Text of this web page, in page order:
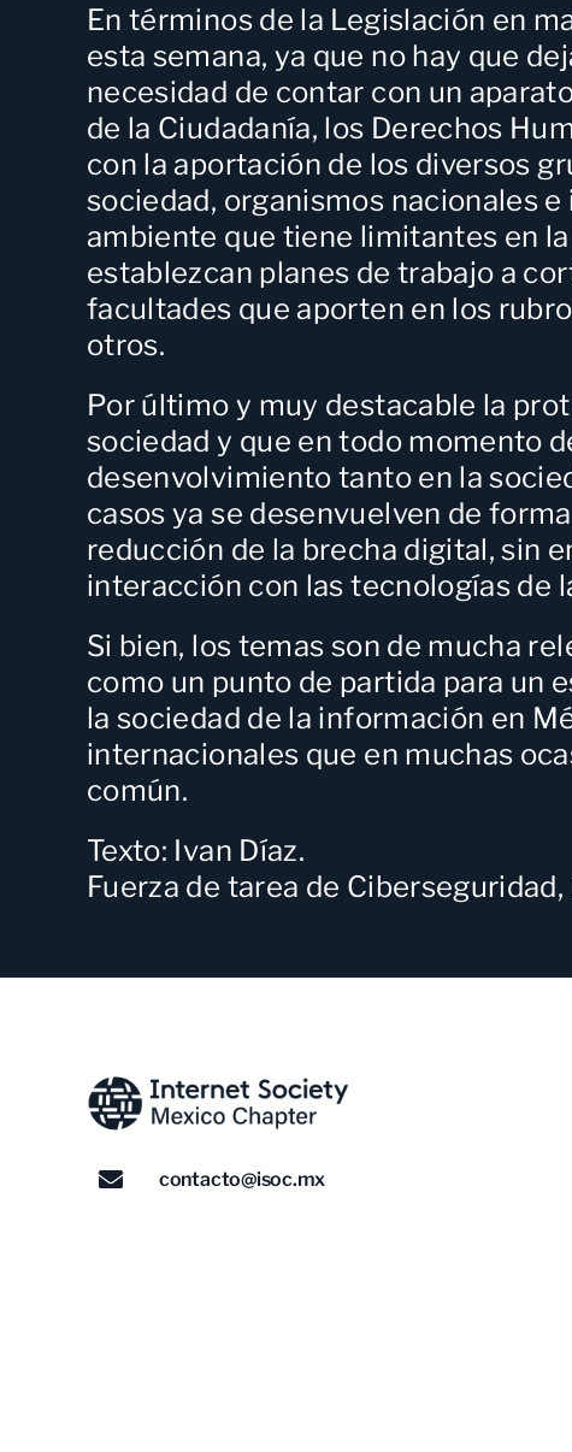
En términos de la Legislación en
esta semana, ya que no hay que
necesidad de contar con un
de la Ciudadanía, los Derechos
con la aportación de los diversos
sociedad, organismos nacionales
ambiente que tiene limitantes en
establezcan planes de trabajo a
facultades que aporten en los
otros.
Por último y muy destacable la
sociedad y que en todo momento
desenvolvimiento tanto en la
casos ya se desenvuelven de
reducción de la brecha digital, sin
interacción con las tecnologías de
Si bien, los temas son de mucha
como un punto de partida para un
la sociedad de la información en
internacionales que en muchas
común.
Texto: Ivan Díaz.
Fuerza de tarea de
contacto@isoc.mx